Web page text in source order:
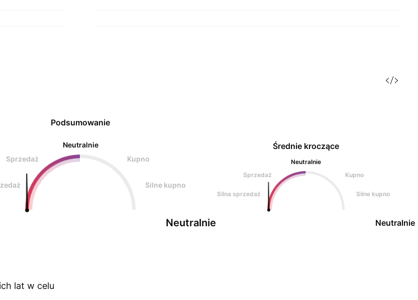
Podsumowanie
Neutralnie
Sprzedaż
Kupno
Silne kupno
Neutralnie
Średnie kroczące
Neutralnie
Sprzedaż
Kupno
Silna sprzedaż Silne kupno
Neutralnie
lat w celu